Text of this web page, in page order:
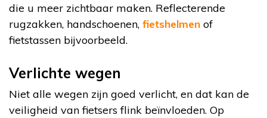
die u meer zichtbaar maken. Reflecterende
rugzakken, handschoenen, fietshelmen of
fietstassen bijvoorbeeld.
Verlichte wegen
Niet alle wegen zijn goed verlicht, en dat kan de
veiligheid van fietsers flink beïnvloeden. Op